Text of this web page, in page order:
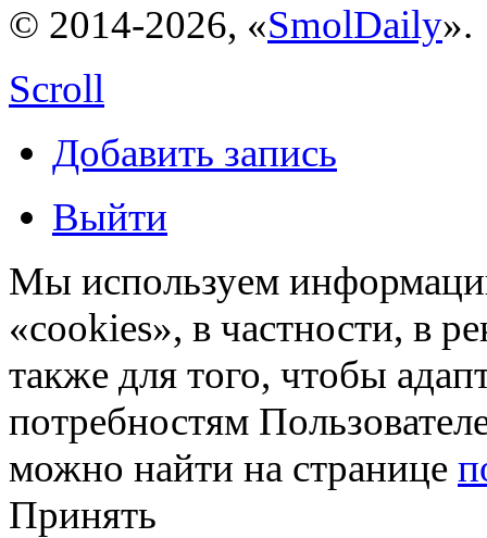
© 2014-2026, «SmolDaily».
Scroll
Добавить запись
Выйти
Мы используем
«cookies», в частности, в
также для того, чтобы
потребностям
можно найти на странице
Принять